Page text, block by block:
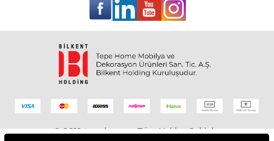
© 2019 tepehome - Tüm Hakları Saklıdır.